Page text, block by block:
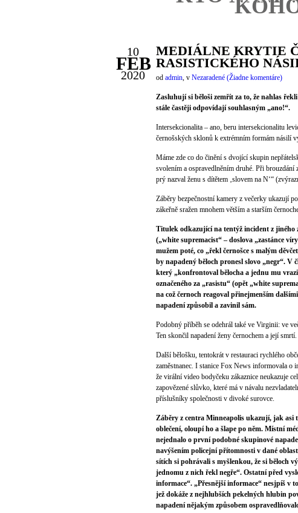
10
FEB
2020
MEDIÁLNE KRYTIE
RASISTICKÉHO
od admin, v Nezaradené (Žiadne komentáre)
Zasluhují si běloši zemřít za to, že nahlas
stále častěji odpovídají souhlasným „ano!“.
Intersekcionalita – ano, beru intersekcionalitu
černošských sklonů k extrémním formám násilí
Máme zde co do činění s dvojící skupin
svolením a ospravedlněním druhé. Při brouzdání
prý nazval ženu s dítětem ‚slovem na N‘“
Záběry bezpečnostní kamery z večerky ukazují
zákeřně sražen mnohem větším a starším
Titulek odkazující na tentýž incident z
(„white supremacist“ – doslova „zastánce
mužem poté, co „řekl černošce s malým
by napadený běloch pronesl slovo „negr“.
který „konfrontoval bělocha a jednu mu
označeného za „rasistu“ (opět „white
na což černoch reagoval přinejmenším
napadení způsobil a zavinil sám.
Podobný příběh se odehrál také ve Virginii: ve
Ten skončil napadení ženy černochem a její
Další bělošku, tentokrát v restauraci rychlého
zaměstnanec. I stanice Fox News informovala o
že virální video bodyčeku zákaznice neukazuje
zapovězené slůvko, které má v návalu
příslušníky společnosti v divoké surovce.
Záběry z centra Minneapolis ukazují, jak asi
oblečení, oloupí ho a šlape po něm. Místní
nejednalo o první podobné skupinové
navýšením policejní přítomnosti v dané
sítích si pohrávali s myšlenkou, že si běloch
jednomu z nich řekl negře“. Ostatní před
informace“. „Přesnější informace“ nesjpíš v
jež dokáže z nejhlubších pekelných hlubin
napadení nějakým způsobem